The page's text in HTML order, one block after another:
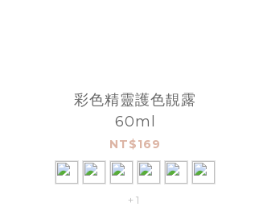
彩色精靈護色靚露
60ml
NT$169
+ 1